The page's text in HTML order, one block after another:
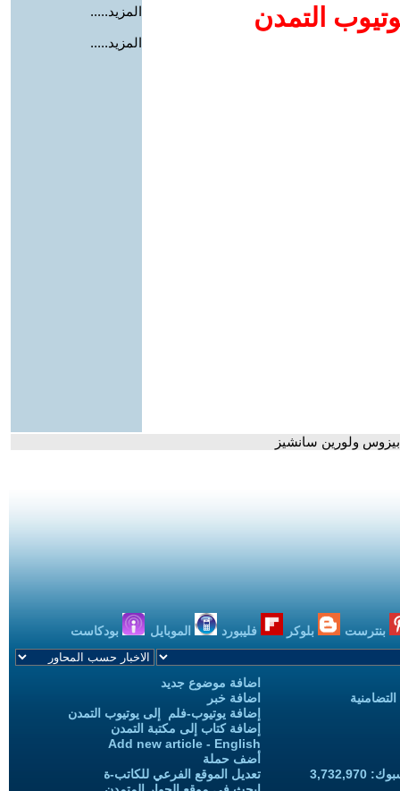
التمدن
المزيد.....
المزيد.....
ولورين سانشيز
بنترست بلوكر فليبورد الموبايل بودكاست
اضافة موضوع جديد
اضافة خبر
إضافة يوتيوب-فلم إلى يوتيوب التمدن
إضافة كتاب إلى مكتبة التمدن
Add new article - English
أضف حملة
تعديل الموقع الفرعي للكاتب-ة